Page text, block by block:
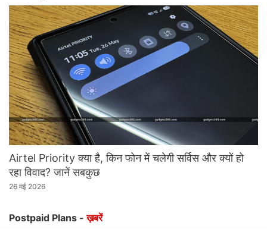
Airtel Priority क्या है, किन फोन में चलेगी सर्विस और क्यों हो
रहा विवाद? जानें सबकुछ
26 मई 2026
Postpaid Plans -ख़बरें